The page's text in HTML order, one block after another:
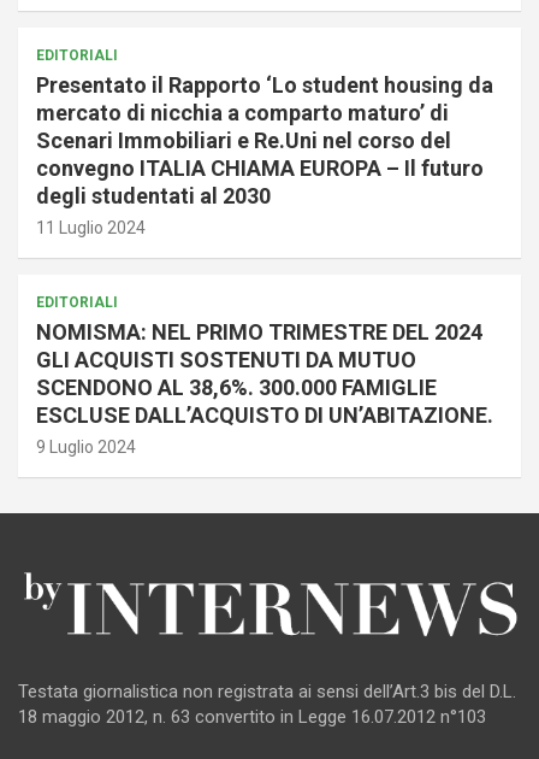
EDITORIALI
Presentato il Rapporto ‘Lo student housing da
mercato di nicchia a comparto maturo’ di
Scenari Immobiliari e Re.Uni nel corso del
convegno ITALIA CHIAMA EUROPA – Il futuro
degli studentati al 2030
11 Luglio 2024
EDITORIALI
NOMISMA: NEL PRIMO TRIMESTRE DEL 2024
GLI ACQUISTI SOSTENUTI DA MUTUO
SCENDONO AL 38,6%. 300.000 FAMIGLIE
ESCLUSE DALL’ACQUISTO DI UN’ABITAZIONE.
9 Luglio 2024
Testata giornalistica non registrata ai sensi dell’Art.3 bis del D.L.
18 maggio 2012, n. 63 convertito in Legge 16.07.2012 n°103